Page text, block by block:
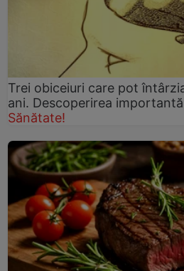
Trei obiceiuri care pot
ani. Descoperirea
Sănătate!